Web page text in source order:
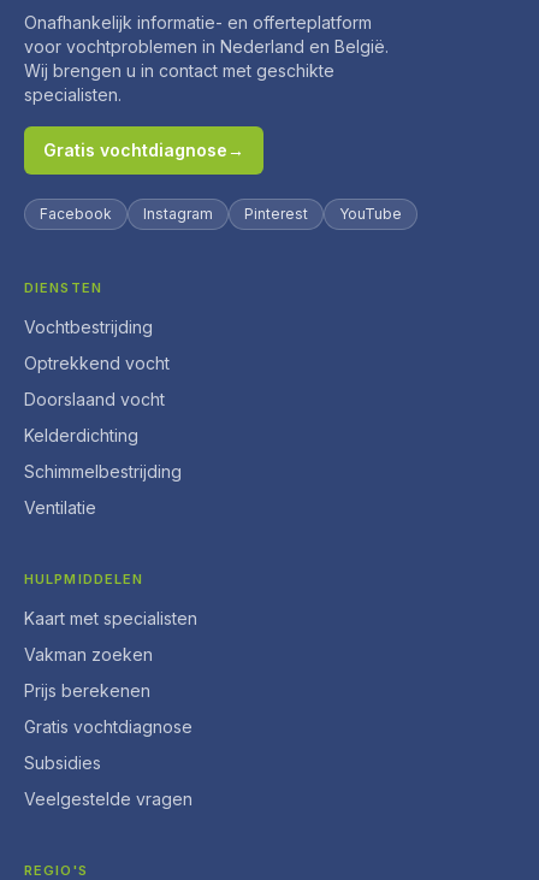
Onafhankelijk informatie- en offerteplatform
voor vochtproblemen in Nederland en België.
Wij brengen u in contact met geschikte
specialisten.
Gratis vochtdiagnose→
Facebook Instagram Pinterest YouTube
DIENSTEN
Vochtbestrijding
Optrekkend vocht
Doorslaand vocht
Kelderdichting
Schimmelbestrijding
Ventilatie
HULPMIDDELEN
Kaart met specialisten
Vakman zoeken
Prijs berekenen
Gratis vochtdiagnose
Subsidies
Veelgestelde vragen
REGIO'S